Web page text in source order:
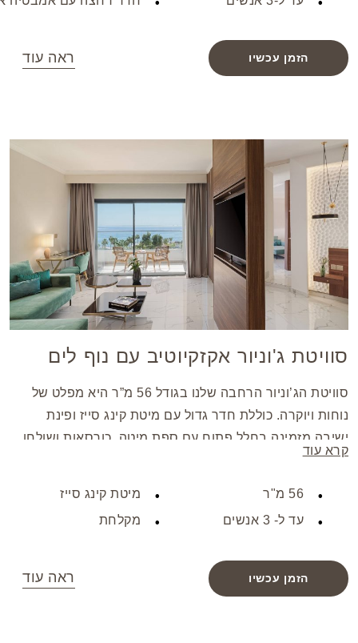
הזמן עכשיו ראה עוד
סוויטת ג'וניור אקזקיוטיב עם נוף לים
סוויטת הג’וניור הרחבה שלנו בגודל 56 מ”ר היא מפלט של
נוחות ויוקרה. כוללת חדר גדול עם מיטת קינג סייז ופינת
ישיבה מזמינה בחלל פתוח עם ספת מיטה, כורסאות ושולחן
ביצירות עץ, המציעה עיצוב קלאסי ונוף מדהים לים. סוויטה זו
מיועדת לאירוח של עד 3 מבוגרים, ומבטיחה שהייה יוקרתית
קרא עוד
56 מ"ר
עד ל- 3 אנשים
מיטת קינג סייז
מקלחת
הזמן עכשיו ראה עוד